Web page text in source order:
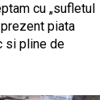
cu „sufletul
prezent piata
si pline de